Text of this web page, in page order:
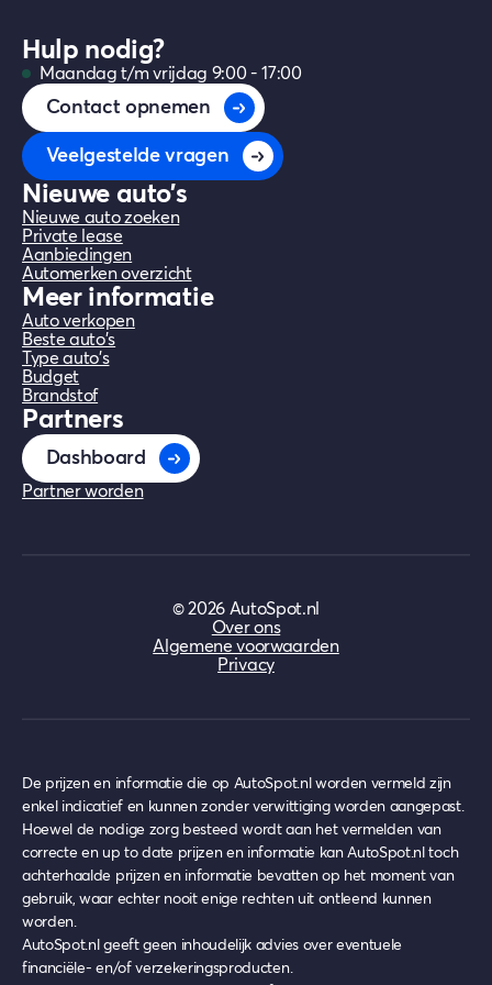
de beste keuze vindt binnen jouw
budget. Bekijk onze budget-categorieën
voor het actuele aanbod.
Hulp nodig?
Maandag t/m vrijdag 9:00 - 17:00
Contact opnemen
Veelgestelde vragen
Nieuwe auto's
Nieuwe auto zoeken
Private lease
Aanbiedingen
Automerken overzicht
Meer informatie
Auto verkopen
Beste auto's
Type auto's
Budget
Brandstof
Partners
Dashboard
Partner worden
©2026AutoSpot.nl
Over ons
Algemene voorwaarden
Privacy
De prijzen en informatie die op AutoSpot.nl worden vermeld zijn
enkel indicatief en kunnen zonder verwittiging worden aangepast.
Hoewel de nodige zorg besteed wordt aan het vermelden van
correcte en up to date prijzen en informatie kan AutoSpot.nl toch
achterhaalde prijzen en informatie bevatten op het moment van
gebruik, waar echter nooit enige rechten uit ontleend kunnen
worden.
AutoSpot.nl geeft geen inhoudelijk advies over eventuele
financiële- en/of verzekeringsproducten.